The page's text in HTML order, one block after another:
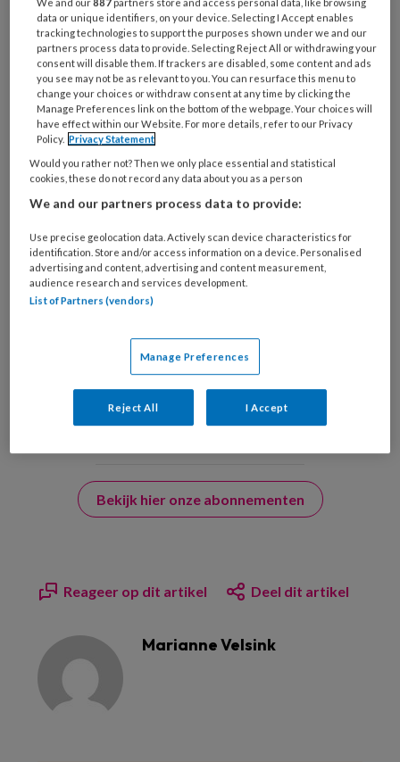
organisatie
werk
je?
Untitled
Ontvang 2x per week de
KinderopvangTotaal nieuwsbrief
Ontvang iedere zondag het
Management Kinderopvang
Weekoverzicht
Ja, ik geef toestemming voor e-mails
van KinderopvangTotaal en
Springer Media B.V.
?
Uw bovenstaande gegevens kunnen worden toegevoegd aan
Bekijk hier onze abonnementen
Reageer op dit artikel Deel dit artikel
Marianne Velsink
data or unique identifiers, on your device. Selecting I Accept enables
tracking technologies to support the purposes shown under we and our
partners process data to provide. Selecting Reject All or withdrawing your
consent will disable them. If trackers are disabled, some content and ads
you see may not be as relevant to you. You can resurface this menu to
change your choices or withdraw consent at any time by clicking the
Manage Preferences link on the bottom of the webpage. Your choices will
have effect within our Website. For more details, refer to our Privacy
Policy. Privacy Statement
Would you rather not? Then we only place essential and statistical
cookies, these do not record any data about you as a person
We and our partners process data to provide:
Use precise geolocation data. Actively scan device characteristics for
identification. Store and/or access information on a device. Personalised
advertising and content, advertising and content measurement,
audience research and services development.
List of Partners (vendors)
Manage Preferences
Reject All I Accept